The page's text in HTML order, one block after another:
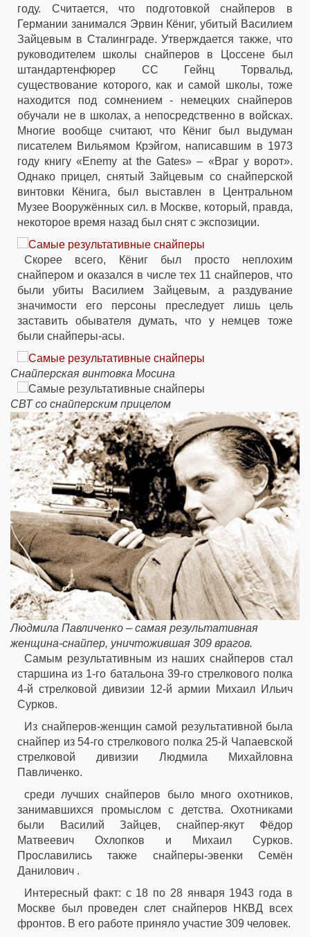
году. Считается, что подготовкой снайперов в
Германии занимался Эрвин Кёниг, убитый Василием
Зайцевым в Сталинграде. Утверждается также, что
руководителем школы снайперов в Цоссене был
штандартенфюрер СС Гейнц Торвальд,
существование которого, как и самой школы, тоже
находится под сомнением - немецких снайперов
обучали не в школах, а непосредственно в войсках.
Многие вообще считают, что Кёниг был выдуман
писателем Вильямом Крэйгом, написавшим в 1973
году книгу «Enemy at the Gates» – «Враг у ворот».
Однако прицел, снятый Зайцевым со снайперской
винтовки Кёнига, был выставлен в Центральном
Музее Вооружённых сил. в Москве, который, правда,
некоторое время назад был снят с экспозиции.
Скорее всего, Кёниг был просто неплохим
снайпером и оказался в числе тех 11 снайперов, что
были убиты Василием Зайцевым, а раздувание
значимости его персоны преследует лишь цель
заставить обывателя думать, что у немцев тоже
были снайперы-асы.
Снайперская винтовка Мосина
СВТ со снайперским прицелом
Людмила Павличенко – самая результативная
женщина-снайпер, уничтожившая 309 врагов.
Самым результативным из наших снайперов стал
старшина из 1-го батальона 39-го стрелкового полка
4-й стрелковой дивизии 12-й армии Михаил Ильич
Сурков.
Из снайперов-женщин самой результативной была
снайпер из 54-го стрелкового полка 25-й Чапаевской
стрелковой дивизии Людмила Михайловна
Павличенко.
среди лучших снайперов было много охотников,
занимавшихся промыслом с детства. Охотниками
были Василий Зайцев, снайпер-якут Фёдор
Матвеевич Охлопков и Михаил Сурков.
Прославились также снайперы-эвенки Семён
Данилович .
Интересный факт: с 18 по 28 января 1943 года в
Москве был проведен слет снайперов НКВД всех
фронтов. В его работе приняло участие 309 человек.